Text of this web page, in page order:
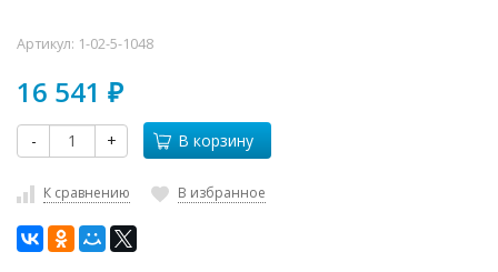
Артикул: 1-02-5-1048
16 541 ₽
- + В корзину
К сравнению В избранное